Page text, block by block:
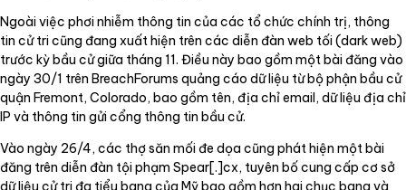
Ngoài việc phơi nhiễm thông tin của các tổ chức chính trị, thông
tin cử tri cũng đang xuất hiện trên các diễn đàn web tối (dark web)
trước kỳ bầu cử giữa tháng 11. Điều này bao gồm một bài đăng vào
ngày 30/1 trên BreachForums quảng cáo dữ liệu từ bộ phận bầu cử
quận Fremont, Colorado, bao gồm tên, địa chỉ email, dữ liệu địa chỉ
IP và thông tin gửi cổng thông tin bầu cử.
Vào ngày 26/4, các thợ săn mối đe dọa cũng phát hiện một bài
đăng trên diễn đàn tội phạm Spear[.]cx, tuyên bố cung cấp cơ sở
dữ liệu cử tri đa tiểu bang của Mỹ bao gồm hơn hai chục bang và